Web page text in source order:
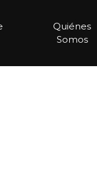
Quiénes
Somos